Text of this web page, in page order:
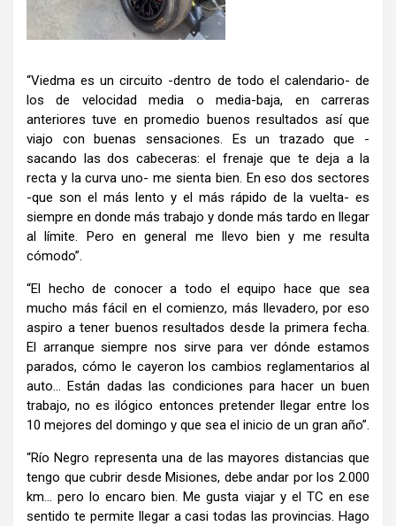
“Viedma es un circuito -dentro de todo el calendario- de
los de velocidad media o media-baja, en carreras
anteriores tuve en promedio buenos resultados así que
viajo con buenas sensaciones. Es un trazado que -
sacando las dos cabeceras: el frenaje que te deja a la
recta y la curva uno- me sienta bien. En eso dos sectores
-que son el más lento y el más rápido de la vuelta- es
siempre en donde más trabajo y donde más tardo en llegar
al límite. Pero en general me llevo bien y me resulta
cómodo”.
“El hecho de conocer a todo el equipo hace que sea
mucho más fácil en el comienzo, más llevadero, por eso
aspiro a tener buenos resultados desde la primera fecha.
El arranque siempre nos sirve para ver dónde estamos
parados, cómo le cayeron los cambios reglamentarios al
auto… Están dadas las condiciones para hacer un buen
trabajo, no es ilógico entonces pretender llegar entre los
10 mejores del domingo y que sea el inicio de un gran año”.
“Río Negro representa una de las mayores distancias que
tengo que cubrir desde Misiones, debe andar por los 2.000
km… pero lo encaro bien. Me gusta viajar y el TC en ese
sentido te permite llegar a casi todas las provincias. Hago